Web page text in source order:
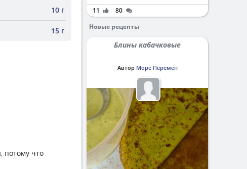
10 г
15 г
потому что
11
80
Новые рецепты
Блины кабачковые
Автор Море Перемен